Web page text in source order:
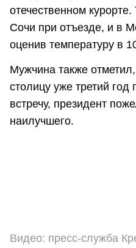
отечественном курорте.
Сочи при отъезде, и в
оценив температуру в
Мужчина также
столицу уже третий
встречу, президент
наилучшего.
Видео: пресс-служба